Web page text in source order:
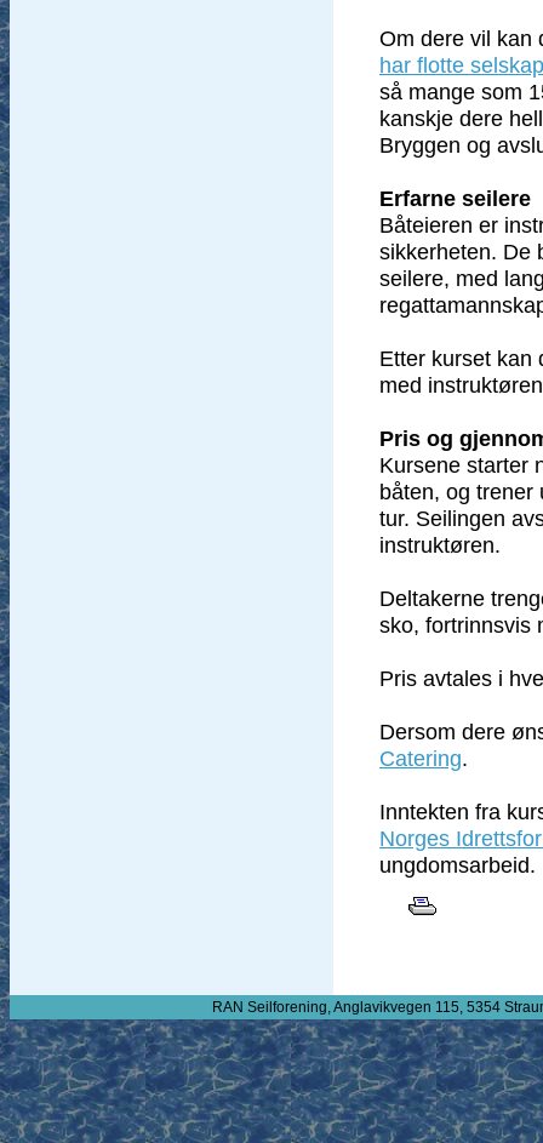
Om dere vil kan
har flotte
så mange som
kanskje dere
Bryggen og
Erfarne seilere
Båteieren er
sikkerheten. De
seilere, med
Etter kurset kan
med
Pris og
Kursene starter
båten, og trener
tur. Seilingen
instruktøren.
Deltakerne
sko, fortrinnsvis
Pris avtales i
Dersom dere
Catering.
Inntekten fra
Norges
ungdomsarbeid.
RAN Seilforening, Anglavikvegen 115, 5354